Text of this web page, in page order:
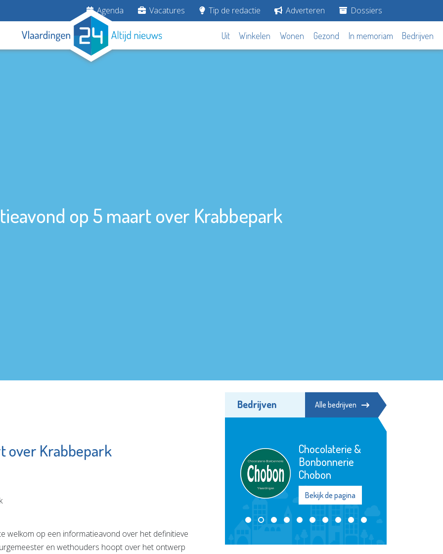
Agenda Vacatures Tip de redactie Adverteren Dossiers
Uit Winkelen Wonen Gezond In memoriam Bedrijven
op 5 maart over Krabbepark
over Krabbepark
welkom op een informatieavond over het definitieve
en wethouders hoopt over het ontwerp
Bedrijven Alle bedrijven
De
Chocolaterie &
Bonbonnerie
Chobon
Bekijk de pagina